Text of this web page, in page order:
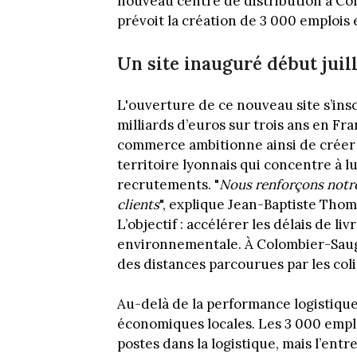
prévoit la création de 3 000 emplois
Un site inauguré début
L'ouverture de ce nouveau site
milliards d’euros sur trois ans en
commerce ambitionne ainsi de
territoire lyonnais qui concentre à
recrutements. "Nous renforçons
clients", explique Jean-Baptiste
L’objectif : accélérer les délais de
environnementale. À Colombier-
des distances parcourues par les
Au-delà de la performance
économiques locales. Les 3 000
postes dans la logistique, mais